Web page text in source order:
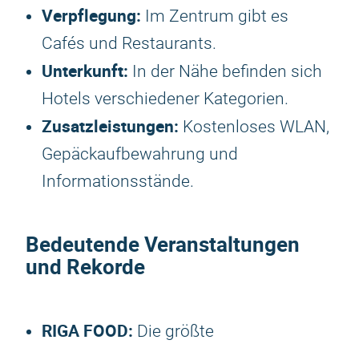
Verpflegung: Im Zentrum gibt es
Cafés und Restaurants.
Unterkunft: In der Nähe befinden sich
Hotels verschiedener Kategorien.
Zusatzleistungen: Kostenloses WLAN,
Gepäckaufbewahrung und
Informationsstände.
Bedeutende Veranstaltungen
und Rekorde
RIGA FOOD: Die größte